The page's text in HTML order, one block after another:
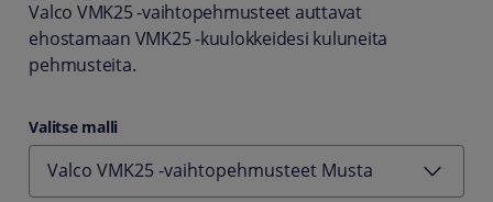
Valco VMK25 -vaihtopehmusteet auttavat
ehostamaan VMK25 -kuulokkeidesi kuluneita
pehmusteita.
Valitse malli
Valco VMK25 -vaihtopehmusteet Musta